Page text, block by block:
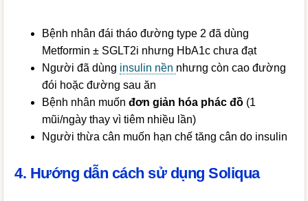
Bệnh nhân đái tháo đường type 2 đã dùng
Metformin ± SGLT2i nhưng HbA1c chưa đạt
Người đã dùng insulin nền nhưng còn cao đường
đói hoặc đường sau ăn
Bệnh nhân muốnđơn giản hóa phác đồ (1
mũi/ngày thay vì tiêm nhiều lần)
Người thừa cân muốn hạn chế tăng cân do insulin
4. Hướng dẫn cách sử dụng Soliqua